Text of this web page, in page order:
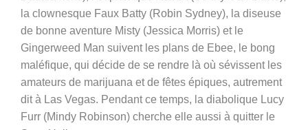
la clownesque Faux Batty (Robin Sydney), la diseuse
de bonne aventure Misty (Jessica Morris) et le
Gingerweed Man suivent les plans de Ebee, le bong
maléfique, qui décide de se rendre là où sévissent les
amateurs de marijuana et de fêtes épiques, autrement
dit à Las Vegas. Pendant ce temps, la diabolique Lucy
Furr (Mindy Robinson) cherche elle aussi à quitter le